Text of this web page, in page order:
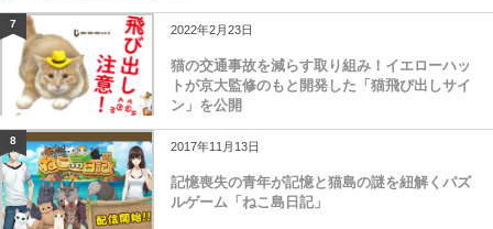
7 2022年2月23日
猫の交通事故を減らす取り組み！イエローハッ
トが京大監修のもと開発した「猫飛び出しサイ
ン」を公開
8 2017年11月13日
記憶喪失の青年が記憶と猫島の謎を紐解くパズ
ルゲーム「ねこ島日記」